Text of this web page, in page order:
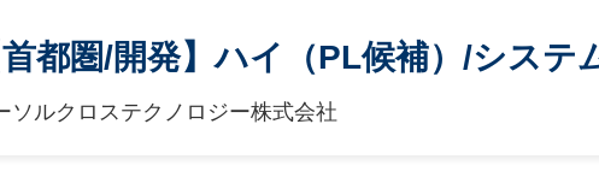
首都圏/開発】ハイ（PL候補）/シス
ソルクロステクノロジー株式会社